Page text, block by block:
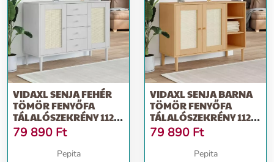
VIDAXL SENJA FEHÉR
TÖMÖR FENYŐFA
TÁLALÓSZEKRÉNY 112 X
40 X 80 CM
79 890 Ft
Pepita
VIDAXL SENJA BARNA
TÖMÖR FENYŐFA
TÁLALÓSZEKRÉNY 112 X
40 X 80 CM
79 890 Ft
Pepita